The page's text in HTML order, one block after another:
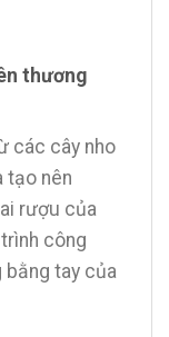
thương
các cây nho
tạo nên
rượu của
công
bằng tay của